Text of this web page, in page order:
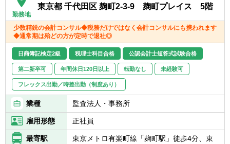
【業務の進め方】
インされ、プロジェクトの一員として業務を
担当いただきます。
1人が複数のプロジェクトを担当することに
なります。
■案件ごとにPMが異なり、そこにアサインさ
れたメンバーと一緒に業務を進めていきま
す。
わからないことがあれば、常に他のメンバー
やPMに確認しながら
進めることができます。
■多くの社員と関わりながら業務を進めるた
勤務地
東京都 千代田区 麹町2-3-9 麹町プレイス 5階
少数精鋭の会計コンサル◆税務だけではなく会計コンサルにも携われます
◆通常期は殆どの方が定時で退社◎
日商簿記検定2級 税理士科目合格 公認会計士短答式試験合格
第二新卒可 年間休日120日以上 転勤なし 未経験可
フレックス出勤／時差出勤（制度あり）
業種 監査法人・事務所
雇用形態 正社員
最寄駅
東京メトロ有楽町線「麹町駅」徒歩4分、東